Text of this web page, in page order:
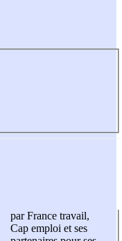
par France travail,
Cap emploi et ses